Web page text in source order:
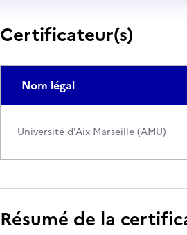
Certificateur(s)
Nom légal
Université d'Aix Marseille (AMU)
Résumé de la